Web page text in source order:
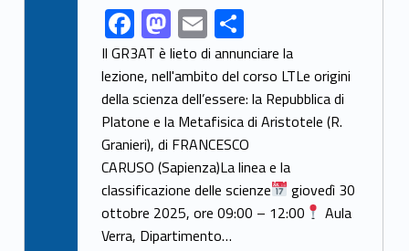
Link identifier share facebook archive #share-link-archive-49578F
ac
e
b
o
o
k
M
as
to
d
o
n
E
m
ai
l
S
h
ar
e
Il GR3AT è lieto di annunciare la
lezione, nell'ambito del corso LTLe origini
della scienza dell’essere: la Repubblica di
Platone e la Metafisica di Aristotele (R.
Granieri), di FRANCESCO
CARUSO (Sapienza)La linea e la
classificazione delle scienze
giovedì 30
ottobre 2025, ore 09:00 – 12:00
Aula
Verra, Dipartimento…